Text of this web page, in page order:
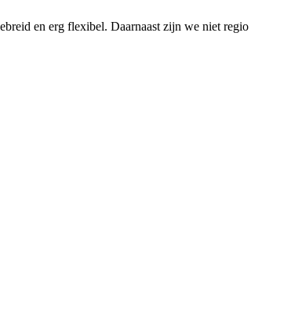
en erg flexibel. Daarnaast zijn we niet regio